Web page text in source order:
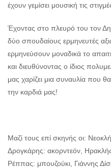
έχουν γεμίσει μουσική τις
Έχοντας στο πλευρό του τον
δύο σπουδαίους ερμηνευτές
ερμηνεύσουν μοναδικά το
και διευθύνοντας ο ίδιος
μας χαρίζει μια συναυλία που
την καρδιά μας!
Μαζί τους επί σκηνής οι:
Δρογκάρης: ακορντεόν,
Ρέππας: μπουζούκι, Γιάννης